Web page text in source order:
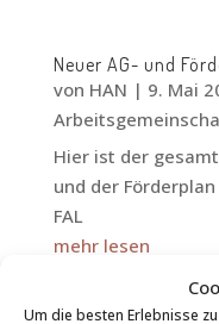
Um die besten Erlebnisse
Neuer AG- und
von HAN | 9. Mai
Hier ist der
und der
FAL
mehr lesen